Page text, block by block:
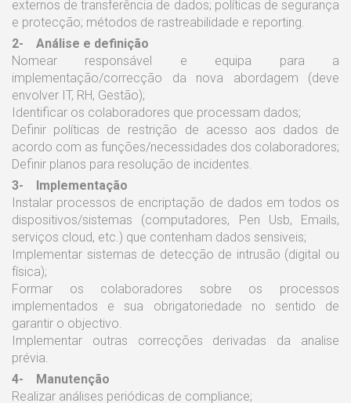
externos de transferência de dados; políticas de segurança
e protecção; métodos de rastreabilidade e reporting.
2- Análise e definição
Nomear responsável e equipa para a
implementação/correcção da nova abordagem (deve
envolver IT, RH, Gestão);
Identificar os colaboradores que processam dados;
Definir políticas de restrição de acesso aos dados de
acordo com as funções/necessidades dos colaboradores;
Definir planos para resolução de incidentes.
3- Implementação
Instalar processos de encriptação de dados em todos os
dispositivos/sistemas (computadores, Pen Usb, Emails,
serviços cloud, etc.) que contenham dados sensiveis;
Implementar sistemas de detecção de intrusão (digital ou
física);
Formar os colaboradores sobre os processos
implementados e sua obrigatoriedade no sentido de
garantir o objectivo.
Implementar outras correcções derivadas da analise
prévia.
4- Manutenção
Realizar análises periódicas de compliance;